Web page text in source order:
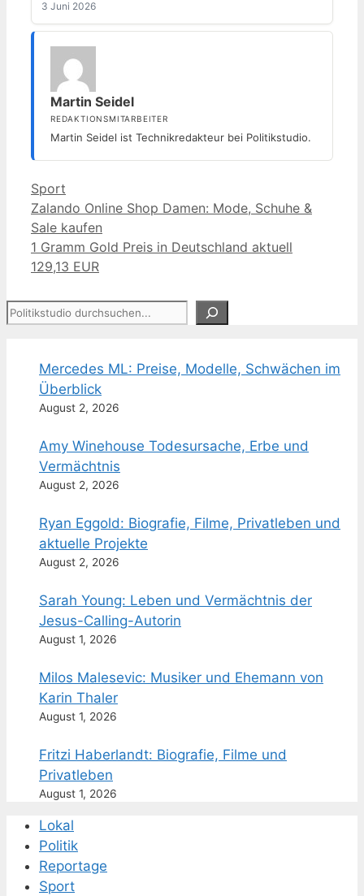
3 Juni 2026
Martin Seidel
REDAKTIONSMITARBEITER
Martin Seidel ist Technikredakteur bei Politikstudio.
Kategorien
Sport
Zalando Online Shop Damen: Mode, Schuhe &
Sale kaufen
1 Gramm Gold Preis in Deutschland aktuell
129,13 EUR
Suchen
Mercedes ML: Preise, Modelle, Schwächen im
Überblick
August 2, 2026
Amy Winehouse Todesursache, Erbe und
Vermächtnis
August 2, 2026
Ryan Eggold: Biografie, Filme, Privatleben und
aktuelle Projekte
August 2, 2026
Sarah Young: Leben und Vermächtnis der
Jesus-Calling-Autorin
August 1, 2026
Milos Malesevic: Musiker und Ehemann von
Karin Thaler
August 1, 2026
Fritzi Haberlandt: Biografie, Filme und
Privatleben
August 1, 2026
Lokal
Politik
Reportage
Sport